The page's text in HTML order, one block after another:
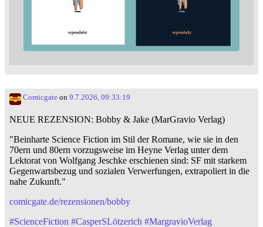
Comicgate on 9.7.2026, 09:33:19
NEUE REZENSION: Bobby & Jake (MarGravio Verlag)
"Beinharte Science Fiction im Stil der Romane, wie sie in den
70ern und 80ern vorzugsweise im Heyne Verlag unter dem
Lektorat von Wolfgang Jeschke erschienen sind: SF mit starkem
Gegenwartsbezug und sozialen Verwerfungen, extrapoliert in die
nahe Zukunft."
comicgate.de/rezensionen/bobby
#ScienceFiction #CasperSLötzerich #MargravioVerlag